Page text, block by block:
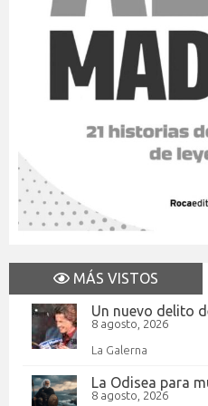
MÁS VISTOS
Un nuevo delito
8 agosto, 2026
La Galerna
La Odisea para
8 agosto, 2026